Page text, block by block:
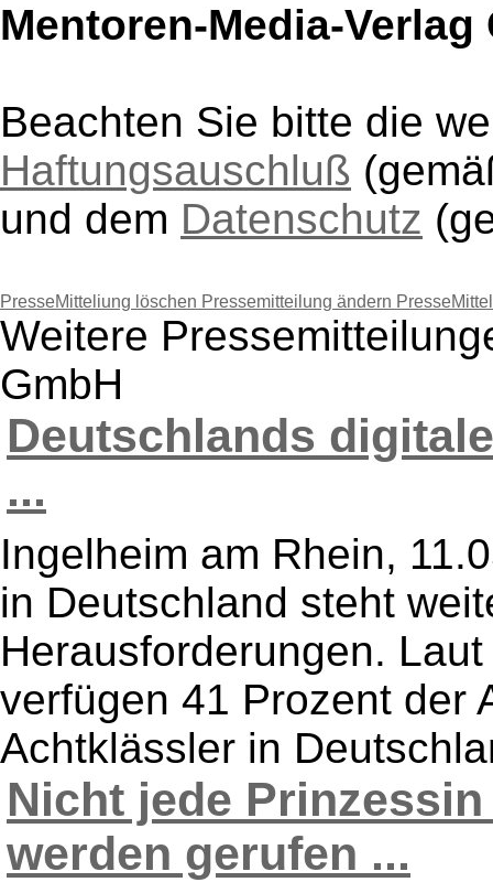
Mentoren-Media-Verlag
Beachten Sie bitte die
Haftungsauschluß
und dem Datenschutz
PresseMitteliung löschen Pressemitteilung ändern
Weitere
GmbH
Deutschlands
...
Ingelheim am Rhein,
in Deutschland steht
Herausforderungen.
verfügen 41 Prozent der
Achtklässler in
Nicht jede
werden gerufen ...